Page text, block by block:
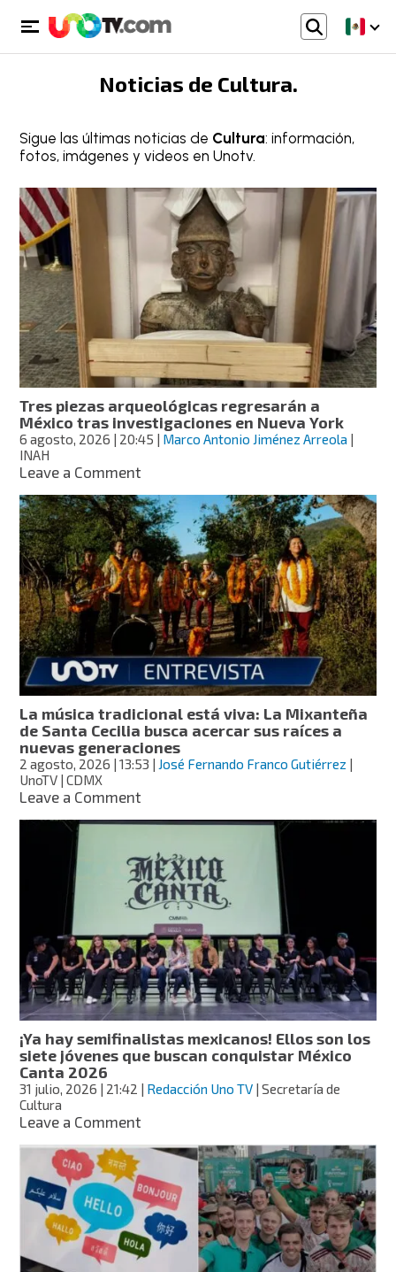
Noticias de Cultura.
Sigue las últimas noticias de Cultura: información,
fotos, imágenes y videos en Unotv.
Tres piezas arqueológicas regresarán a
México tras investigaciones en Nueva York
6 agosto, 2026 | 20:45 | Marco Antonio Jiménez Arreola |
INAH
Leave a Commenton
piezas
arqueológicas
regresarán
a
México
tras
investigaciones
en
Nueva
York
La música tradicional está viva: La Mixanteña
de Santa Cecilia busca acercar sus raíces a
nuevas generaciones
2 agosto, 2026 | 13:53 | José Fernando Franco Gutiérrez |
UnoTV | CDMX
Leave a Commenton
tradicional
está
viva:
La
Mixanteña
de
Santa
Cecilia
busca
acercar
sus
raíces
a
nuevas
generaciones
¡Ya hay semifinalistas mexicanos! Ellos son los
siete jóvenes que buscan conquistar México
Canta 2026
31 julio, 2026 | 21:42 | Redacción Uno TV | Secretaría de
Cultura
Leave a Commenton
hay
semifinalistas
mexicanos!
Ellos
son
los
siete